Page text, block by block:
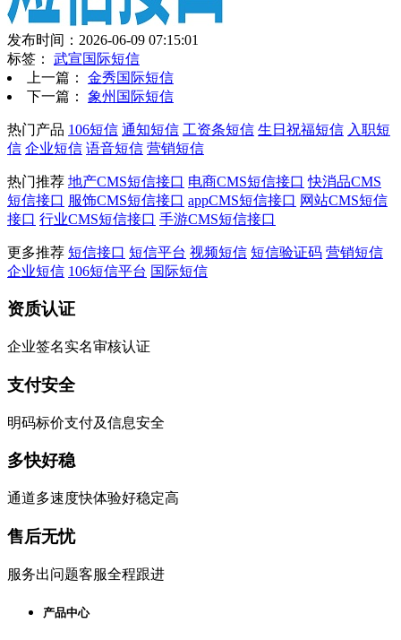
发布时间：2026-06-09 07:15:01
标签： 武宣国际短信
上一篇： 金秀国际短信
下一篇： 象州国际短信
热门产品 106短信 通知短信 工资条短信 生日祝福短信 入职短
信 企业短信 语音短信 营销短信
热门推荐 地产CMS短信接口 电商CMS短信接口 快消品CMS
短信接口 服饰CMS短信接口 appCMS短信接口 网站CMS短信
接口 行业CMS短信接口 手游CMS短信接口
更多推荐 短信接口 短信平台 视频短信 短信验证码 营销短信
企业短信 106短信平台 国际短信
资质认证
企业签名实名审核认证
支付安全
明码标价支付及信息安全
多快好稳
通道多速度快体验好稳定高
售后无忧
服务出问题客服全程跟进
产品中心